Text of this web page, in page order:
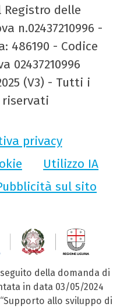
Registro delle
n.02437210996 -
486190 - Codice
02437210996
(V3) - Tutti i
privacy
Utilizzo IA
sul sito
seguito della domanda di
in data 03/05/2024
allo sviluppo di